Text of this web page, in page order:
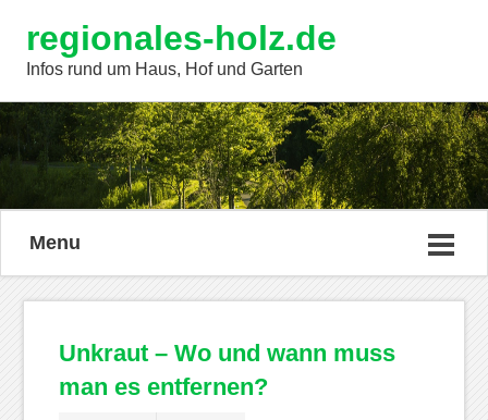
regionales-holz.de
Infos rund um Haus, Hof und Garten
Menu
Unkraut – Wo und wann muss
man es entfernen?